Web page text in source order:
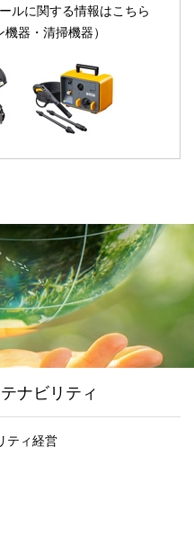
ルに関する情報はこちら
機器・清掃機器）
ナビリティ
ティ経営